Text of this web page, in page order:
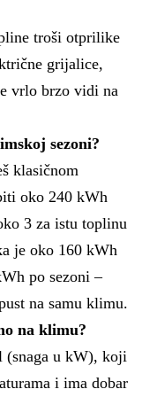
troši otprilike
grijalice,
vrlo brzo vidi na
sezoni?
klasičnom
oko 240 kWh
3 za istu toplinu
je oko 160 kWh
po sezoni –
na samu klimu.
na klimu?
(snaga u kW), koji
i ima dobar